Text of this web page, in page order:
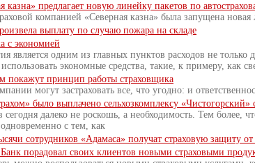
казна» предлагает новую линейку пакетов по
компанией «Северная казна» была запущена новая
выплату по случаю пожара на складе
с экономией
является одним из главных пунктов расходов не
экономные средства, такие, к примеру, как
покажут принцип работы страховщика
могут застраховать все, что угодно: и
было выплачено сельхозкомплексу
сегодня далеко не роскошь, а необходимость. Тем
с тем, как
сотрудников «Адамаса» получат страховую защиту
порадовал своих клиентов новыми страховыми